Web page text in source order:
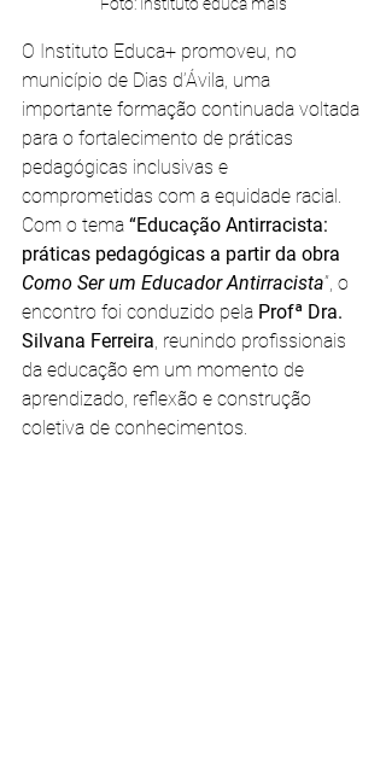
O Instituto Educa+ promoveu, no
município de Dias d’Ávila, uma
importante formação continuada voltada
para o fortalecimento de práticas
pedagógicas inclusivas e
comprometidas com a equidade racial.
Com o tema “Educação Antirracista:
práticas pedagógicas a partir da obra
Como Ser um Educador Antirracista”, o
encontro foi conduzido pela Profª Dra.
Silvana Ferreira, reunindo profissionais
da educação em um momento de
aprendizado, reflexão e construção
coletiva de conhecimentos.